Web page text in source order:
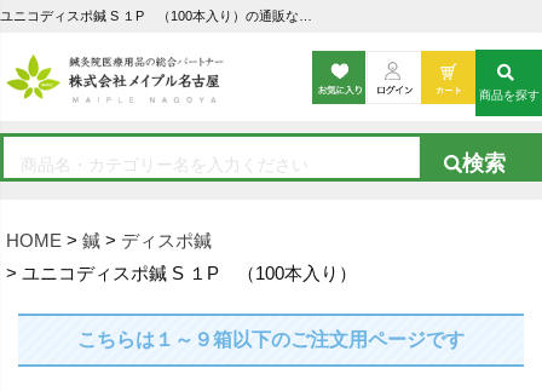
HOME 鍼
ディスポ鍼
ユニコディスポ鍼 S １P （100本入り）
商品を探す
こちらは１～９箱以下のご注文用ページです